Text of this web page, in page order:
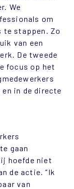
We
om
te stappen. Zo
van een
De tweede
focus op het
in de directe
gaan
hoefde niet
de actie. “Ik
van